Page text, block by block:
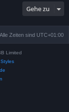
Gehe zu
Alle Zeiten sind UTC+01:00
Limited